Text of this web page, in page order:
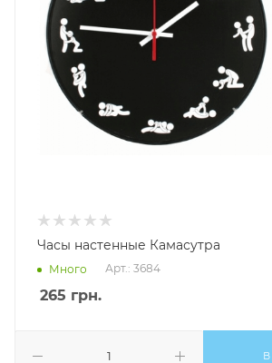
Часы настенные Камасутра
Много Арт.: 3684
265 грн.